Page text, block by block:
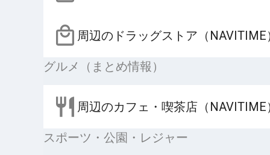
周辺のドラッグストア（NAVITIME
グルメ（まとめ情報）
周辺のカフェ・喫茶店（NAVITIME
スポーツ・公園・レジャー